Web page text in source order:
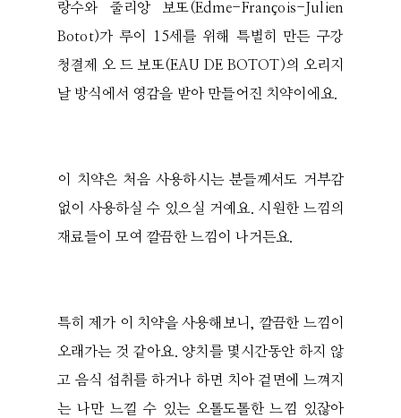
랑수와 줄리앙 보또(Edme-François-Julien
Botot)가 루이 15세를 위해 특별히 만든 구강
청결제 오 드 보또(EAU DE BOTOT)의 오리지
날 방식에서 영감을 받아 만들어진 치약이에요.
이 치약은 처음 사용하시는 분들께서도 거부감
없이 사용하실 수 있으실 거예요. 시원한 느낌의
재료들이 모여 깔끔한 느낌이 나거든요.
특히 제가 이 치약을 사용해보니, 깔끔한 느낌이
오래가는 것 같아요. 양치를 몇시간동안 하지 않
고 음식 섭취를 하거나 하면 치아 겉면에 느껴지
는 나만 느낄 수 있는 오톨도톨한 느낌 있잖아